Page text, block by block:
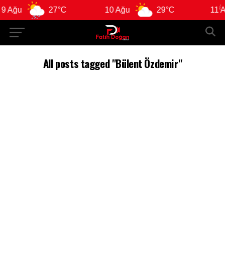
27°C 10 Ağu 29°C 11
All posts tagged "Bülent Özdemir"